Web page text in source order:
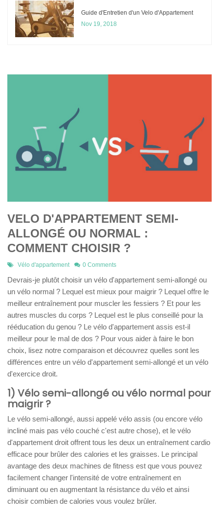
Guide d'Entretien d'un Velo d'Appartement
Nov 19, 2018
VELO D'APPARTEMENT SEMI-
ALLONGÉ OU NORMAL :
COMMENT CHOISIR ?
Vélo d'appartement 0 Comments
Devrais-je plutôt choisir un vélo d'appartement semi-allongé ou
un vélo normal ? Lequel est mieux pour maigrir ? Lequel offre le
meilleur entraînement pour muscler les fessiers ? Et pour les
autres muscles du corps ? Lequel est le plus conseillé pour la
rééducation du genou ? Le vélo d'appartement assis est-il
meilleur pour le mal de dos ? Pour vous aider à faire le bon
choix, lisez notre comparaison et découvrez quelles sont les
différences entre un vélo d'appartement semi-allongé et un vélo
d'exercice droit.
1) Vélo semi-allongé ou vélo normal pour
maigrir ?
Le vélo semi-allongé, aussi appelé vélo assis (ou encore vélo
incliné mais pas vélo couché c'est autre chose), et le vélo
d'appartement droit offrent tous les deux un entraînement cardio
efficace pour brûler des calories et les graisses. Le principal
avantage des deux machines de fitness est que vous pouvez
facilement changer l'intensité de votre entraînement en
diminuant ou en augmentant la résistance du vélo et ainsi
choisir combien de calories vous voulez brûler.